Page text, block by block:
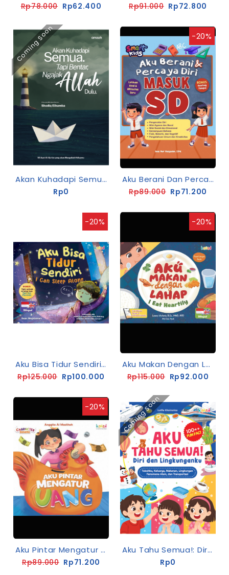
Rp78.000 Rp62.400 Rp91.000 Rp72.800
Coming Soon
Akan Kuhadapi Semua. Tapi Bentar, Ngajak Allah Dulu
Rp0
-20%
Aku Berani Dan Percaya Diri Masuk SD
Rp89.000 Rp71.200
-20%
Aku Bisa Tidur Sendiri (I Can Sleep Alone)
Rp125.000 Rp100.000
-20%
Aku Makan Dengan Lahap
Rp115.000 Rp92.000
-20%
Aku Pintar Mengatur Uang
Rp89.000 Rp71.200
Coming Soon
Aku Tahu Semua!: Diri Dan Lingkunganku
Rp0